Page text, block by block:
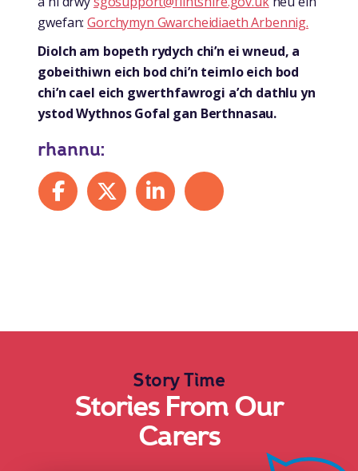
gwefan:Gorchymyn Gwarcheidiaeth Arbennig.
Diolch am bopeth rydych chi’n ei wneud, a
gobeithiwn eich bod chi’n teimlo eich bod
chi’n cael eich gwerthfawrogi a’ch dathlu yn
ystod Wythnos Gofal gan Berthnasau.
rhannu:
Share on Facebook
Share on XShare on LinkedIn
Share by mail
Story Time
Stories From Our
Carers